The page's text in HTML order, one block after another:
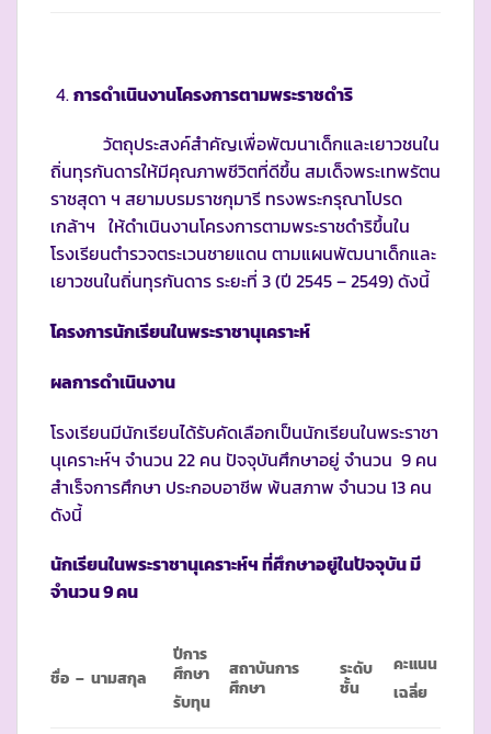
การดำเนินงานโครงการตามพระราชดำริ
วัตถุประสงค์สำคัญเพื่อพัฒนาเด็กและเยาวชนใน
ถิ่นทุรกันดารให้มีคุณภาพชีวิตที่ดีขึ้น สมเด็จพระเทพรัตน
ราชสุดา ฯ สยามบรมราชกุมารี ทรงพระกรุณาโปรด
เกล้าฯ ให้ดำเนินงานโครงการตามพระราชดำริขึ้นใน
โรงเรียนตำรวจตระเวนชายแดน ตามแผนพัฒนาเด็กและ
เยาวชนในถิ่นทุรกันดาร ระยะที่ 3 (ปี 2545 – 2549) ดังนี้
โครงการนักเรียนในพระราชานุเคราะห์
ผลการดำเนินงาน
โรงเรียนมีนักเรียนได้รับคัดเลือกเป็นนักเรียนในพระราชา
นุเคราะห์ฯ จำนวน 22 คน ปัจจุบันศึกษาอยู่ จำนวน 9 คน
สำเร็จการศึกษา ประกอบอาชีพ พ้นสภาพ จำนวน 13 คน
ดังนี้
นักเรียนในพระราชานุเคราะห์ฯ ที่ศึกษาอยู่ในปัจจุบัน มี
จำนวน9 คน
ชื่อ – นามสกุล
ปีการ
ศึกษา
รับทุน
สถาบันการ
ศึกษา
ระดับ
ชั้น
คะแนน
เฉลี่ย